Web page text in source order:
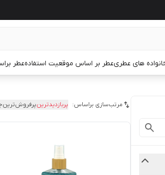
های عطریعطر بر اساس موقعیت استفادهعطر
مرتب‌سازی براساس: پربازدیدترینپرفروش‌ترین